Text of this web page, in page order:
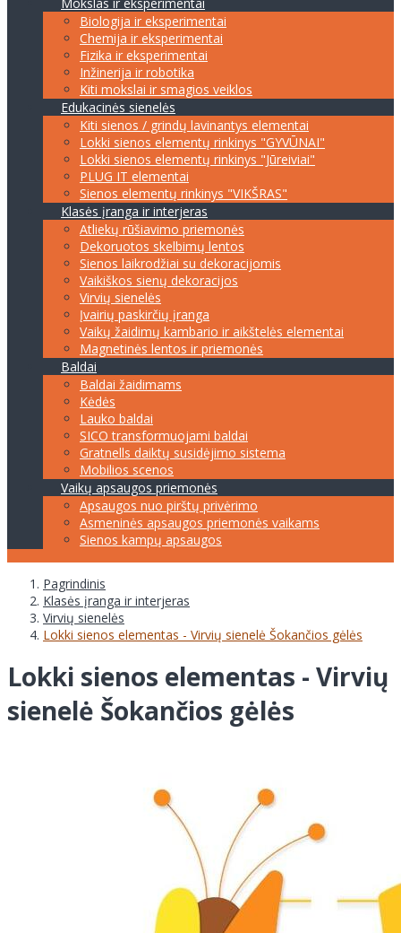
Biologija ir eksperimentai
Chemija ir eksperimentai
Fizika ir eksperimentai
Inžinerija ir robotika
Kiti mokslai ir smagios veiklos
Edukacinės sienelės
Kiti sienos / grindų lavinantys elementai
Lokki sienos elementų rinkinys "GYVŪNAI"
Lokki sienos elementų rinkinys "Jūreiviai"
PLUG IT elementai
Sienos elementų rinkinys "VIKŠRAS"
Klasės įranga ir interjeras
Atliekų rūšiavimo priemonės
Dekoruotos skelbimų lentos
Sienos laikrodžiai su dekoracijomis
Vaikiškos sienų dekoracijos
Virvių sienelės
Įvairių paskirčių įranga
Vaikų žaidimų kambario ir aikštelės elementai
Magnetinės lentos ir priemonės
Baldai
Baldai žaidimams
Kėdės
Lauko baldai
SICO transformuojami baldai
Gratnells daiktų susidėjimo sistema
Mobilios scenos
Vaikų apsaugos priemonės
Apsaugos nuo pirštų privėrimo
Asmeninės apsaugos priemonės vaikams
Sienos kampų apsaugos
Pagrindinis
Klasės įranga ir interjeras
Virvių sienelės
Lokki sienos elementas - Virvių sienelė Šokančios gėlės
Lokki sienos elementas - Virvių
sienelė Šokančios gėlės